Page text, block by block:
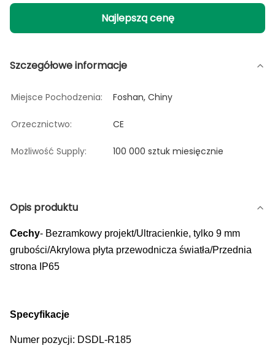
Najlepszą cenę
Szczegółowe informacje
Miejsce Pochodzenia: Foshan, Chiny
Orzecznictwo: CE
Możliwość Supply: 100 000 sztuk miesięcznie
Opis produktu
Cechy- Bezramkowy projekt/Ultracienkie, tylko 9 mm
grubości/Akrylowa płyta przewodnicza światła/Przednia
strona IP65
Specyfikacje
Numer pozycji: DSDL-R185